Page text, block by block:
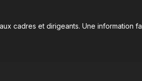
cadres et dirigeants. Une information